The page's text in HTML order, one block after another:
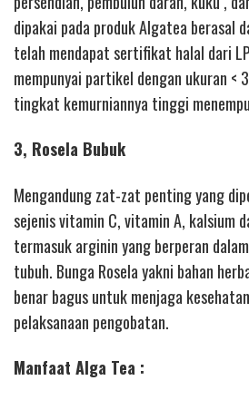
dipakai pada produk Algatea berasal
telah mendapat sertifikat halal dari
mempunyai partikel dengan ukuran <
tingkat kemurniannya tinggi
3, Rosela Bubuk
Mengandung zat-zat penting yang
sejenis vitamin C, vitamin A, kalsium
termasuk arginin yang berperan
tubuh. Bunga Rosela yakni bahan
benar bagus untuk menjaga
pelaksanaan pengobatan.
Manfaat Alga Tea :